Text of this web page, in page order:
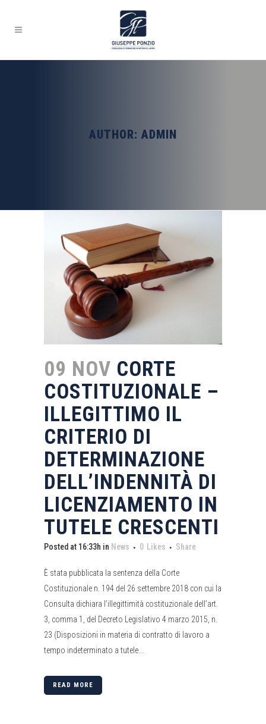
AUTHOR: ADMIN
09 NOV CORTE
COSTITUZIONALE –
ILLEGITTIMO IL
CRITERIO DI
DETERMINAZIONE
DELL’INDENNITÀ DI
LICENZIAMENTO IN
TUTELE CRESCENTI
Posted at 16:33h in News 0 Likes Share
È stata pubblicata la sentenza della Corte
Costituzionale n. 194 del 26 settembre 2018 con cui la
Consulta dichiara l’illegittimità costituzionale dell’art.
3, comma 1, del Decreto Legislativo 4 marzo 2015, n.
23 (Disposizioni in materia di contratto di lavoro a
tempo indeterminato a tutele...
READ MORE